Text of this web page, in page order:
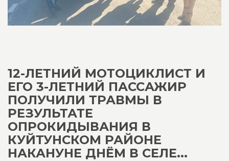
12-ЛЕТНИЙ МОТОЦИКЛИСТ И
ЕГО 3-ЛЕТНИЙ ПАССАЖИР
ПОЛУЧИЛИ ТРАВМЫ В
РЕЗУЛЬТАТЕ
ОПРОКИДЫВАНИЯ В
КУЙТУНСКОМ РАЙОНЕ
НАКАНУНЕ ДНЁМ В СЕЛЕ...